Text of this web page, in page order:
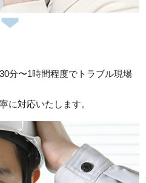
分〜1時間程度でトラブル現場
に対応いたします。